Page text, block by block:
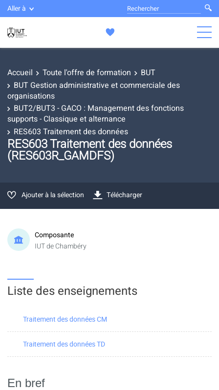
Aller à
Accueil Toute l'offre de formation
BUT
BUT Gestion administrative et commerciale des
organisations
BUT2/BUT3 - GACO : Management des fonctions
supports - Classique et alternance
RES603 Traitement des données
RES603 Traitement des données
(RES603R_GAMDFS)
Ajouter à la sélection Télécharger
Composante
IUT de Chambéry
Liste des enseignements
Traitement des données CM
Traitement des données TD
En bref